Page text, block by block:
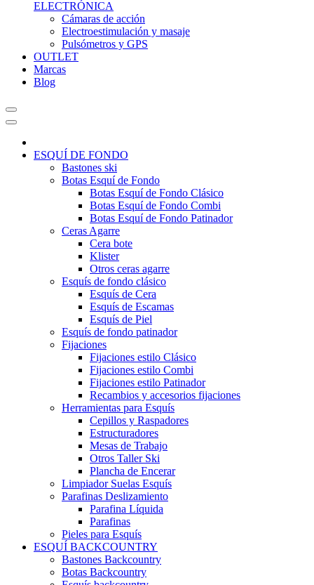
ELECTRÓNICA
Cámaras de acción
Electroestimulación y masaje
Pulsómetros y GPS
OUTLET
Marcas
Blog
ESQUÍ DE FONDO
Bastones ski
Botas Esquí de Fondo
Botas Esquí de Fondo Clásico
Botas Esquí de Fondo Combi
Botas Esquí de Fondo Patinador
Ceras Agarre
Cera bote
Klister
Otros ceras agarre
Esquís de fondo clásico
Esquís de Cera
Esquís de Escamas
Esquís de Piel
Esquís de fondo patinador
Fijaciones
Fijaciones estilo Clásico
Fijaciones estilo Combi
Fijaciones estilo Patinador
Recambios y accesorios fijaciones
Herramientas para Esquís
Cepillos y Raspadores
Estructuradores
Mesas de Trabajo
Otros Taller Ski
Plancha de Encerar
Limpiador Suelas Esquís
Parafinas Deslizamiento
Parafina Líquida
Parafinas
Pieles para Esquís
ESQUÍ BACKCOUNTRY
Bastones Backcountry
Botas Backcountry